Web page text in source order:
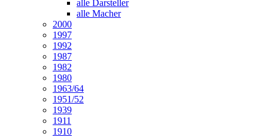
alle Darsteller
alle Macher
2000
1997
1992
1987
1982
1980
1963/64
1951/52
1939
1911
1910